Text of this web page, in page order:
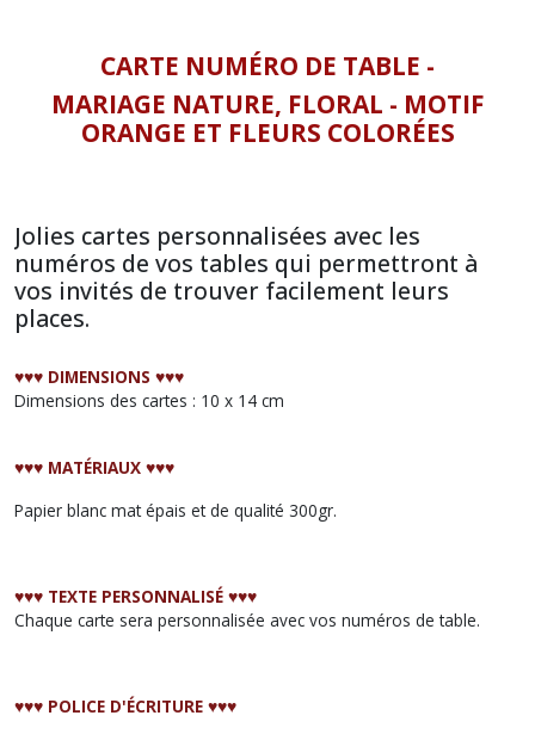
CARTE NUMÉRO DE TABLE -
MARIAGE NATURE, FLORAL - MOTIF
ORANGE ET FLEURS COLORÉES
Jolies cartes personnalisées avec les
numéros de vos tables qui permettront à
vos invités de trouver facilement leurs
places.
♥︎♥︎♥︎ DIMENSIONS ♥︎♥︎♥︎
Dimensions des cartes : 10 x 14 cm
♥︎♥︎♥︎ MATÉRIAUX ♥︎♥︎♥︎
Papier blanc mat épais et de qualité 300gr.
♥︎♥︎♥︎ TEXTE PERSONNALISÉ ♥︎♥︎♥︎
Chaque carte sera personnalisée avec vos numéros de table.
♥︎♥︎♥︎ POLICE D'ÉCRITURE ♥︎♥︎♥︎